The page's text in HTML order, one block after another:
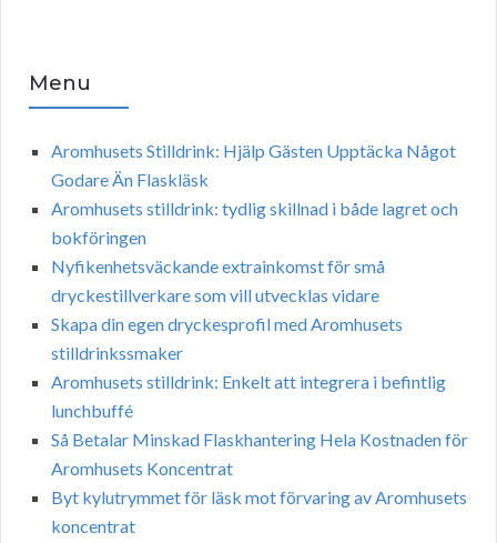
Menu
Aromhusets Stilldrink: Hjälp Gästen Upptäcka Något
Godare Än Flaskläsk
Aromhusets stilldrink: tydlig skillnad i både lagret och
bokföringen
Nyfikenhetsväckande extrainkomst för små
dryckestillverkare som vill utvecklas vidare
Skapa din egen dryckesprofil med Aromhusets
stilldrinkssmaker
Aromhusets stilldrink: Enkelt att integrera i befintlig
lunchbuffé
Så Betalar Minskad Flaskhantering Hela Kostnaden för
Aromhusets Koncentrat
Byt kylutrymmet för läsk mot förvaring av Aromhusets
koncentrat